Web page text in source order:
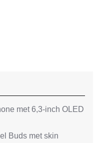
met 6,3-inch OLED
Buds met skin